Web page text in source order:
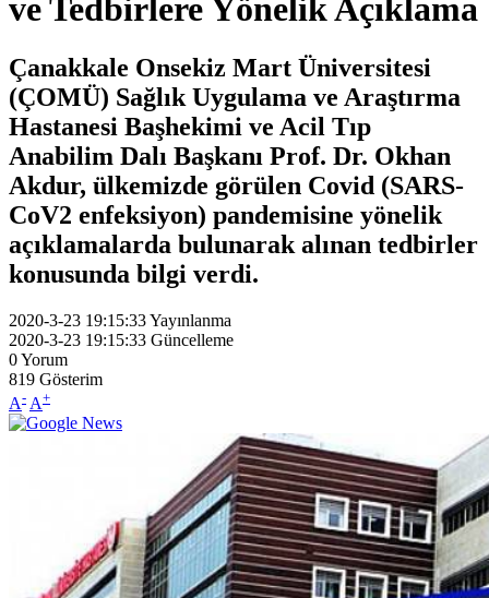
ve Tedbirlere Yönelik Açıklama
Çanakkale Onsekiz Mart Üniversitesi
(ÇOMÜ) Sağlık Uygulama ve Araştırma
Hastanesi Başhekimi ve Acil Tıp
Anabilim Dalı Başkanı Prof. Dr. Okhan
Akdur, ülkemizde görülen Covid (SARS-
CoV2 enfeksiyon) pandemisine yönelik
açıklamalarda bulunarak alınan tedbirler
konusunda bilgi verdi.
2020-3-23 19:15:33Yayınlanma
2020-3-23 19:15:33 Güncelleme
0Yorum
819 Gösterim
A- A+